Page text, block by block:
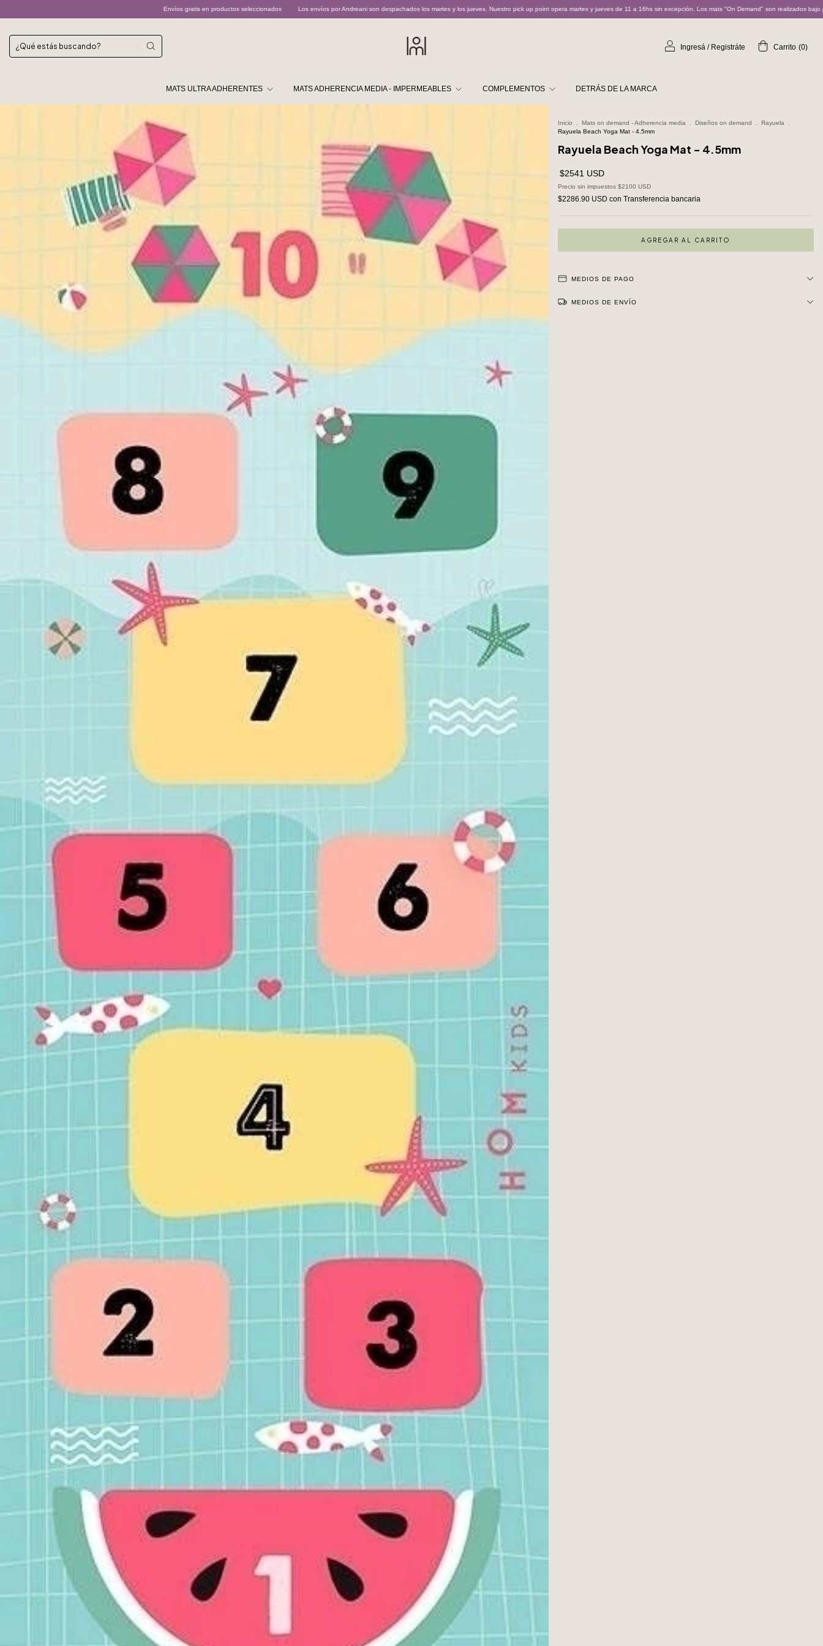
Envíos gratis en productos seleccionados Los envíos por Andreani son despachados los martes y los jueves. Nuestro pick up point opera martes y jueves de 11 a 16hs sin excepción. Los mats "On Demand" son realizados bajo pedido y pueden demorar
Ingresá / Registráte Carrito (0)
MATS ULTRA ADHERENTES MATS ADHERENCIA MEDIA - IMPERMEABLES COMPLEMENTOS DETRÁS DE LA MARCA
Inicio Mats on demand - Adherencia media Diseños on demand Rayuela
Rayuela Beach Yoga Mat - 4.5mm
Rayuela Beach Yoga Mat - 4.5mm
$2541 USD
Precio sin impuestos $2100 USD
$2286.90 USD con Transferencia bancaria
MEDIOS DE PAGO
MEDIOS DE ENVÍO